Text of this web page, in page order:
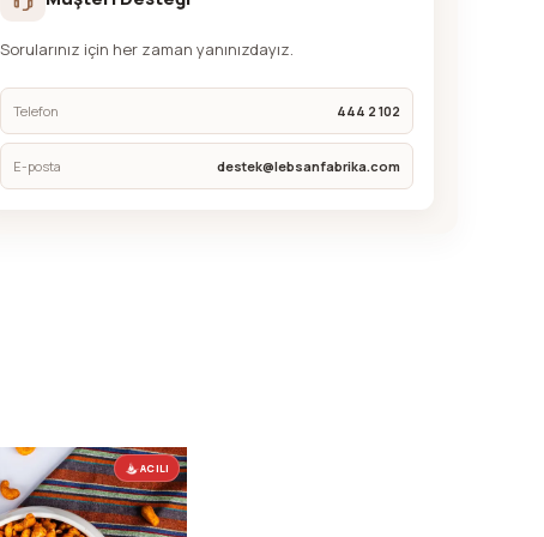
Sorularınız için her zaman yanınızdayız.
Telefon 444 2 102
E-posta destek@lebsanfabrika.com
ACILI